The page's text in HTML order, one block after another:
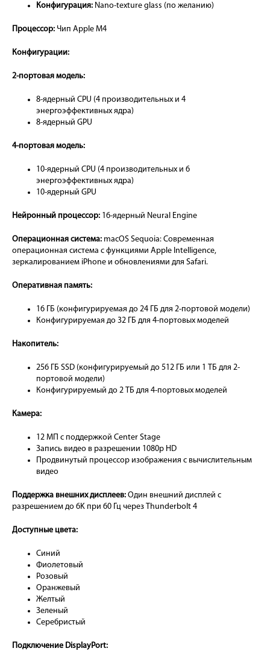
Конфигурация: Nano-texture glass (по желанию)
Процессор: Чип Apple M4
Конфигурации:
2-портовая модель:
8-ядерный CPU (4 производительных и 4
энергоэффективных ядра)
8-ядерный GPU
4-портовая модель:
10-ядерный CPU (4 производительных и 6
энергоэффективных ядра)
10-ядерный GPU
Нейронный процессор: 16-ядерный Neural Engine
Операционная система: macOS Sequoia: Современная
операционная система с функциями Apple Intelligence,
зеркалированием iPhone и обновлениями для Safari.
Оперативная память:
16 ГБ (конфигурируемая до 24 ГБ для 2-портовой модели)
Конфигурируемая до 32 ГБ для 4-портовых моделей
Накопитель:
256 ГБ SSD (конфигурируемый до 512 ГБ или 1 ТБ для 2-
портовой модели)
Конфигурируемый до 2 ТБ для 4-портовых моделей
Камера:
12 МП с поддержкой Center Stage
Запись видео в разрешении 1080p HD
Продвинутый процессор изображения с вычислительным
видео
Поддержка внешних дисплеев: Один внешний дисплей с
разрешением до 6K при 60 Гц через Thunderbolt 4
Доступные цвета:
Синий
Фиолетовый
Розовый
Оранжевый
Желтый
Зеленый
Серебристый
Подключение DisplayPort: